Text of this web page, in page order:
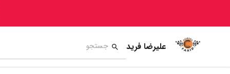
علیرضا فرید